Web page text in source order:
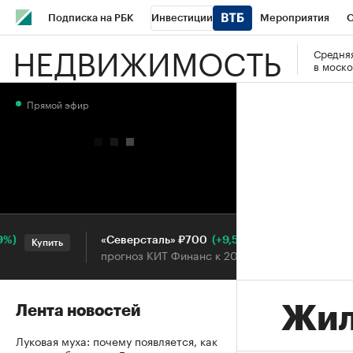
Подписка на РБК Инвестиции Мероприятия
Школа управления РБК РБК Образование РБК Курсы
НЕДВИЖИМОСТЬ
в
Прямой эфир
Купить «Северсталь» ₽700 (+9,55%)
прогноз КИТ Финанс к 20.07.27
Лента новостей
Луковая муха: почему появляется, как